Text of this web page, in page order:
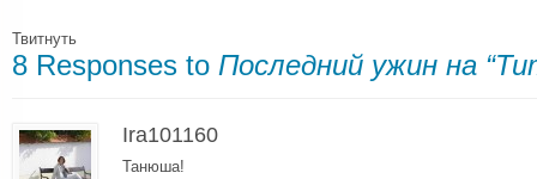
Твитнуть
8 Responses to Последний ужин на
Ira101160
Танюша!